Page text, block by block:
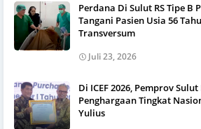
Perdana Di Sulut RS Tipe B
Tangani Pasien Usia 56
Transversum
Juli 23, 2026
Di ICEF 2026, Pemprov
Penghargaan Tingkat
Yulius